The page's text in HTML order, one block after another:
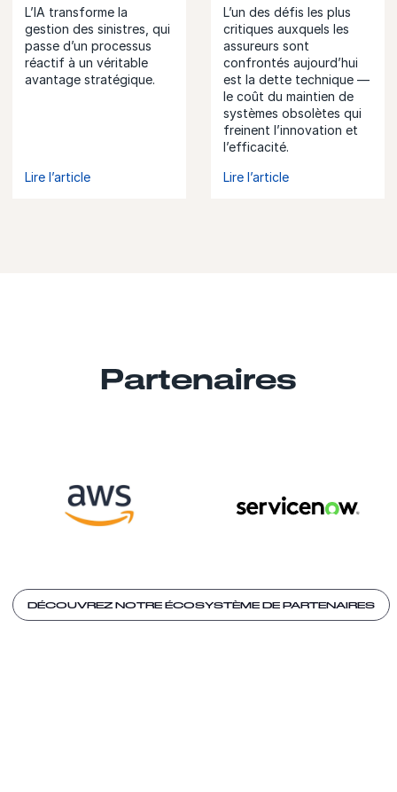
L’IA transforme la
gestion des sinistres, qui
passe d’un processus
réactif à un véritable
avantage stratégique.
Lire l’article
L’un des défis les plus
critiques auxquels les
assureurs sont
confrontés aujourd’hui
est la dette technique —
le coût du maintien de
systèmes obsolètes qui
freinent l’innovation et
l’efficacité.
Lire l’article
Partenaires
DÉCOUVREZ NOTRE ÉCOSYSTÈME DE PARTENAIRES